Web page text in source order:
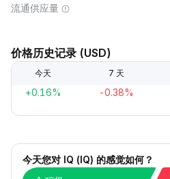
流通供应量
价格历史记录 (USD)
今天 7 天
+0.16% -0.38%
今天您对 IQ (IQ) 的感觉如何？